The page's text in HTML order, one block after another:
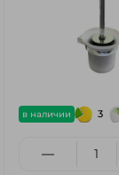
в наличии 3